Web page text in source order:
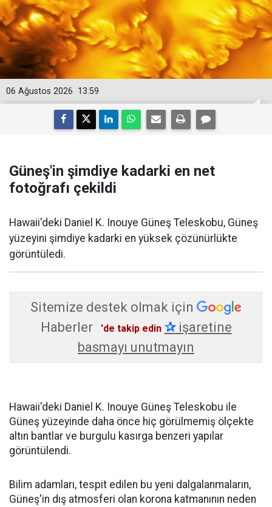
13:59
06 Ağustos 2026
Güneş'in şimdiye kadarki en net
fotoğrafı çekildi
Hawaii'deki Daniel K. Inouye Güneş Teleskobu, Güneş
yüzeyini şimdiye kadarki en yüksek çözünürlükte
görüntüledi.
Sitemize destek olmak için
Haberler
'de takip edin ✰işaretine
basmayı unutmayın
Hawaii'deki Daniel K. Inouye Güneş Teleskobu ile
Güneş yüzeyinde daha önce hiç görülmemiş ölçekte
altın bantlar ve burgulu kasırga benzeri yapılar
görüntülendi.
Bilim adamları, tespit edilen bu yeni dalgalanmaların,
Güneş'in dış atmosferi olan korona katmanının neden